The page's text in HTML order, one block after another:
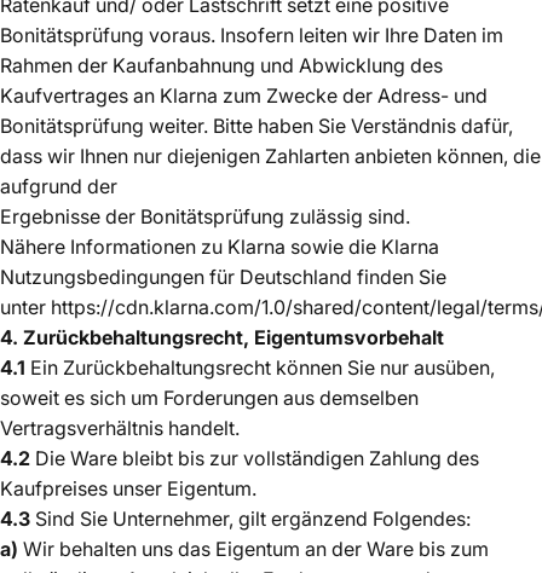
Ratenkauf und/ oder Lastschrift setzt eine positive
Bonitätsprüfung voraus. Insofern leiten wir Ihre Daten im
Rahmen der Kaufanbahnung und Abwicklung des
Kaufvertrages an Klarna zum Zwecke der Adress- und
Bonitätsprüfung weiter. Bitte haben Sie Verständnis dafür,
dass wir Ihnen nur diejenigen Zahlarten anbieten können, die
aufgrund der
Ergebnisse der Bonitätsprüfung zulässig sind.
Nähere Informationen zu Klarna sowie die Klarna
Nutzungsbedingungen für Deutschland finden Sie
unter https://cdn.klarna.com/1.0/shared/content/legal/
4. Zurückbehaltungsrecht, Eigentumsvorbehalt
4.1 Ein Zurückbehaltungsrecht können Sie nur ausüben,
soweit es sich um Forderungen aus demselben
Vertragsverhältnis handelt.
4.2 Die Ware bleibt bis zur vollständigen Zahlung des
Kaufpreises unser Eigentum.
4.3 Sind Sie Unternehmer, gilt ergänzend Folgendes:
a) Wir behalten uns das Eigentum an der Ware bis zum